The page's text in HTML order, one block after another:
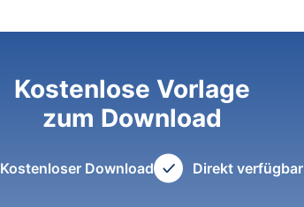
Kostenlose Vorlage
zum Download
Kostenloser Download Direkt verfügbar